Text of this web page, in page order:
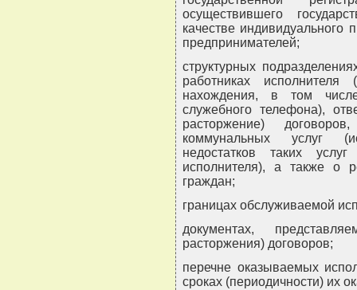
осуществившего
качестве индивидуального
предпринимателей;
структурных
работниках
нахождения, в том
служебного телефона),
расторжение)
коммунальных услуг
недостатков таких
исполнителя), а также о
граждан;
границах обслуживаемой
документах,
расторжения) договоров;
перечне оказываемых
сроках (периодичности) их